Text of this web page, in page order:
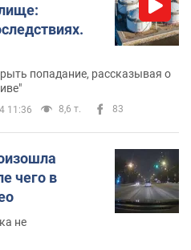
попадание, рассказывая о
11:36 8,6 т. 83
чего в
не